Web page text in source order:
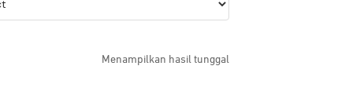
Menampilkan hasil tunggal